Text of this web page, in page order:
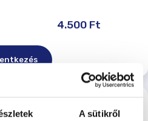
A sütikről
4.500 Ft
este Gulyás